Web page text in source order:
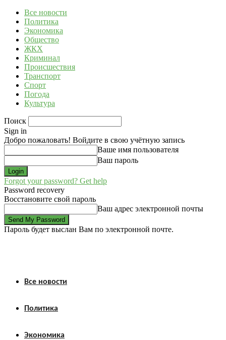
Все новости
Политика
Экономика
Общество
ЖКХ
Криминал
Происшествия
Транспорт
Спорт
Погода
Культура
Поиск
Sign in
Добро пожаловать! Войдите в свою учётную запись
Ваше имя пользователя
Ваш пароль
Forgot your password? Get help
Password recovery
Восстановите свой пароль
Ваш адрес электронной почты
Пароль будет выслан Вам по электронной почте.
Все новости
Политика
Экономика